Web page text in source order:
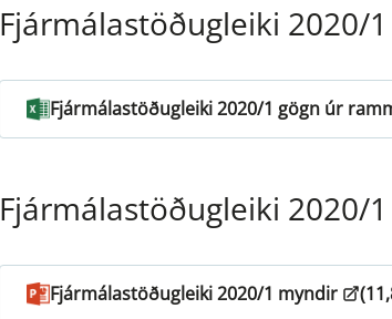
Fjármálastöðugleiki 2020/
Fjármálastöðugleiki 2020/1 gögn úr
Fjármálastöðugleiki 2020/
Fjármálastöðugleiki 2020/1 myndir